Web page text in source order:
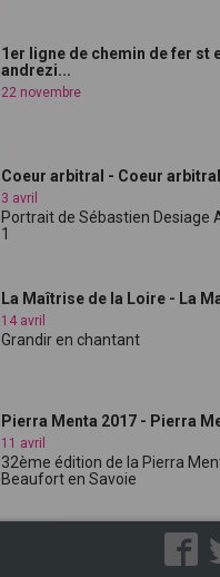
1er ligne de chemin de fer st
andrezi...
22 novembre
Coeur arbitral - Coeur arbitral
3 avril
Portrait de Sébastien Desiage
1
La Maîtrise de la Loire - La
14 avril
Grandir en chantant
Pierra Menta 2017 - Pierra
11 avril
32ème édition de la Pierra
Beaufort en Savoie
Magazine - Etre Jeune et